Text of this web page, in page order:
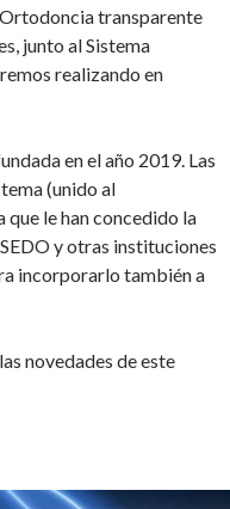
transparente
junto al Sistema
realizando en
en el año 2019. Las
(unido al
le han concedido la
y otras instituciones
incorporarlo también a
novedades de este